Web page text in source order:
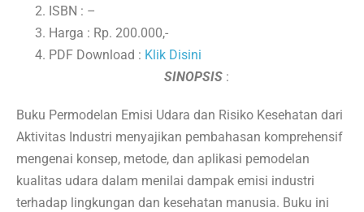
ISBN : –
Harga : Rp. 200.000,-
PDF Download : Klik Disini
SINOPSIS :
Buku Permodelan Emisi Udara dan Risiko Kesehatan dari
Aktivitas Industri menyajikan pembahasan komprehensif
mengenai konsep, metode, dan aplikasi pemodelan
kualitas udara dalam menilai dampak emisi industri
terhadap lingkungan dan kesehatan manusia. Buku ini